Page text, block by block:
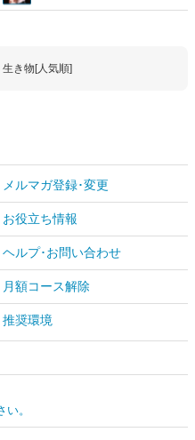
き物[人気順]
メルマガ登録･変更
お役立ち情報
ヘルプ･お問い合わせ
月額コース解除
推奨環境
。